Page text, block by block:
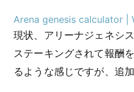
Arena genesis calculator |
現状、アリーナジェネシ
ステーキングされて報酬
るような感じですが、追